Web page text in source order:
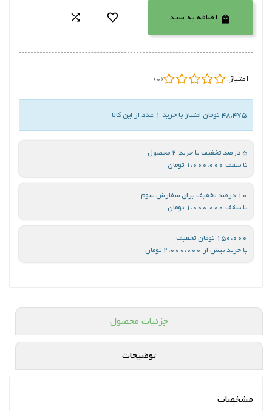
 اضافه به سبد 

امتیاز: (0)
48,475 تومان امتیاز با خرید 1 عدد از این کالا
5 درصد تخفیف با خرید 2 محصول
تا سقف 1،000،000 تومان
10 درصد تخفیف برای سفارش سوم
تا سقف 1،000،000 تومان
150،000 تومان تخفیف
با خرید بیش از 2،000،000 تومان
جزئیات محصول
توضیحات
مشخصات